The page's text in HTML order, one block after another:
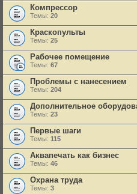
Компрессор
Темы: 20
Краскопульты
Темы: 25
Рабочее помещение
Темы: 67
Проблемы с нанесением
Темы: 204
Дополнительное
Темы: 23
Первые шаги
Темы: 115
Аквапечать как бизнес
Темы: 46
Охрана труда
Темы: 3